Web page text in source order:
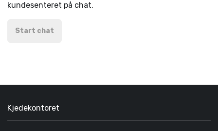
kundesenteret på chat.
Start chat
Kjedekontoret